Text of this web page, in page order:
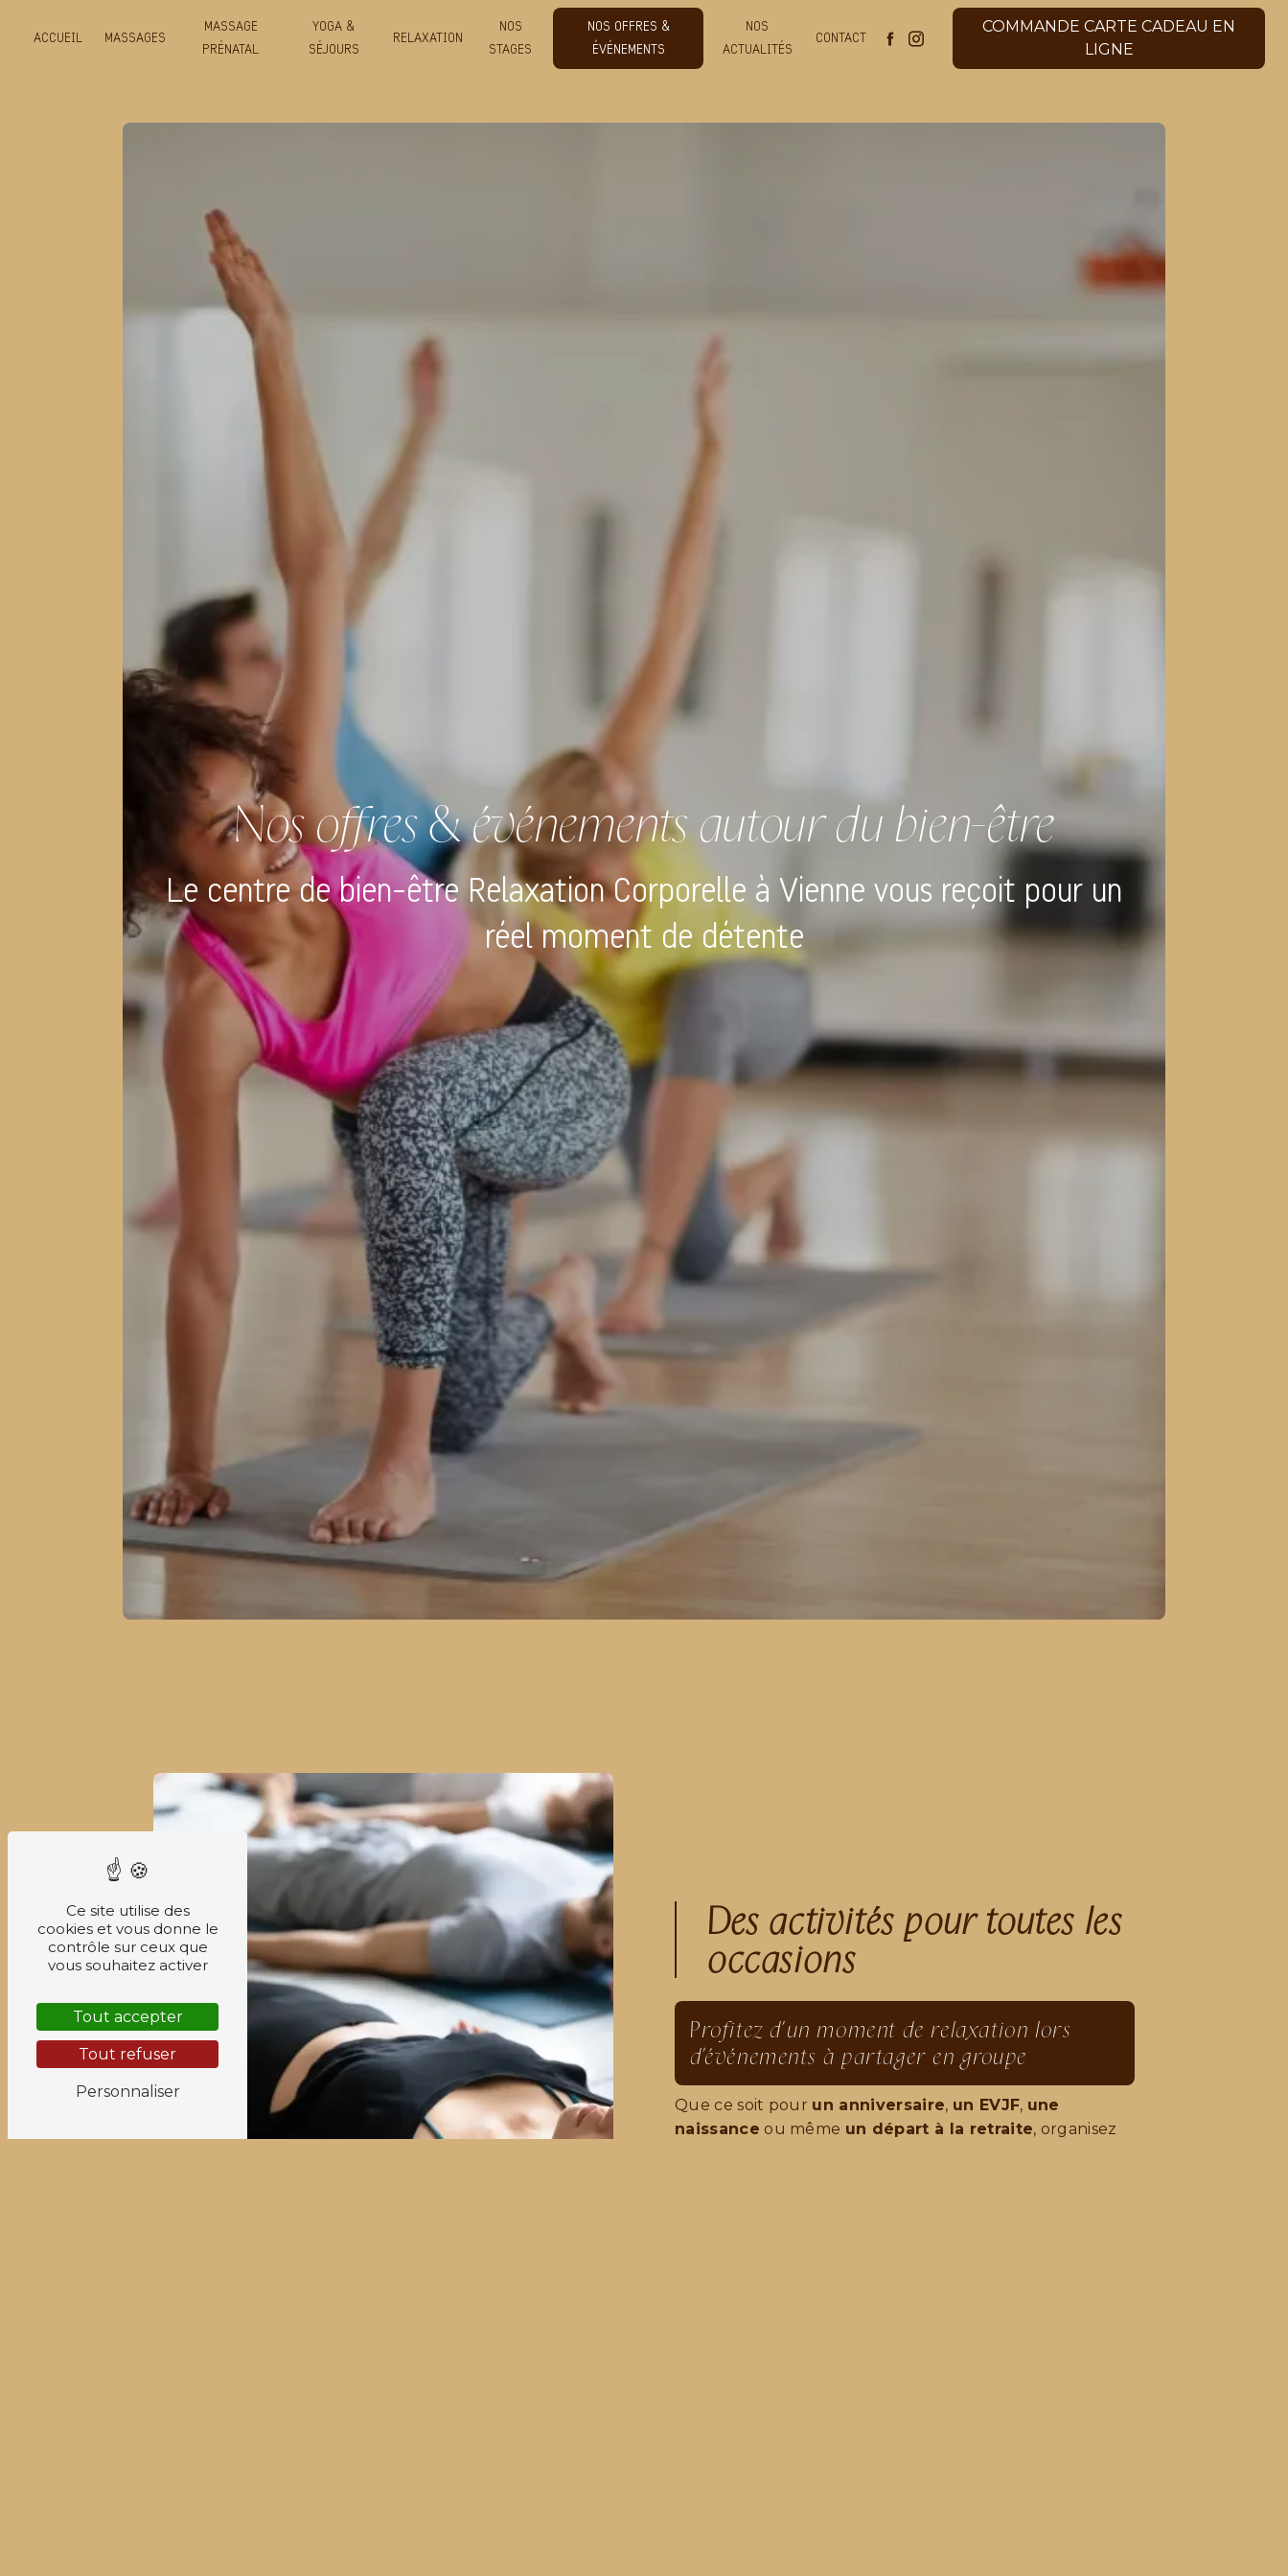
ACCUEIL MASSAGES
MASSAGE
PRÉNATAL
YOGA &
SÉJOURS
RELAXATION
NOS
STAGES
NOS OFFRES &
ÉVÉNEMENTS
NOS
ACTUALITÉS
CONTACT
COMMANDE CARTE CADEAU EN
LIGNE
Nos offres & événements autour du bien-être
Le centre de bien-être Relaxation Corporelle à Vienne vous reçoit pour un
réel moment de détente
Des activités pour toutes les
occasions
Profitez d'un moment de relaxation lors
d'événements à partager en groupe
Que ce soit pour un anniversaire, un EVJF, une
naissance ou même un départ à la retraite, organisez
Ce site utilise des
cookies et vous donne le
contrôle sur ceux que
vous souhaitez activer
Tout accepter
Tout refuser
Personnaliser